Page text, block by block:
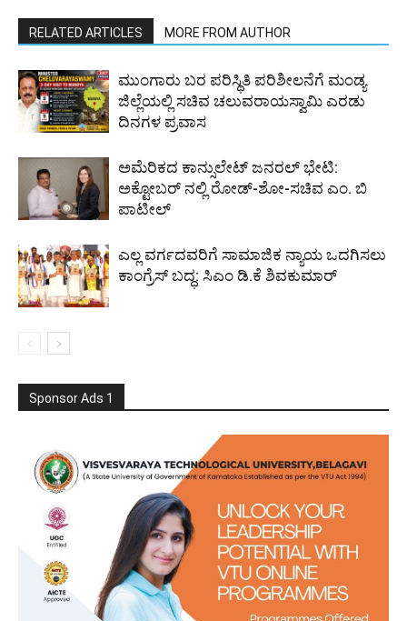
RELATED ARTICLES MORE FROM AUTHOR
ಮುಂಗಾರು ಬರ ಪರಿಸ್ಥಿತಿ ಪರಿಶೀಲನೆಗೆ ಮಂಡ್ಯ
ಜಿಲ್ಲೆಯಲ್ಲಿ ಸಚಿವ ಚಲುವರಾಯಸ್ವಾಮಿ ಎರಡು
ದಿನಗಳ ಪ್ರವಾಸ
ಅಮೆರಿಕದ ಕಾನ್ಸುಲೇಟ್ ಜನರಲ್ ಭೇಟಿ:
ಅಕ್ಟೋಬರ್ ನಲ್ಲಿ ರೋಡ್-ಶೋ-ಸಚಿವ ಎಂ. ಬಿ
ಪಾಟೀಲ್
ಎಲ್ಲ ವರ್ಗದವರಿಗೆ ಸಾಮಾಜಿಕ ನ್ಯಾಯ ಒದಗಿಸಲು
ಕಾಂಗ್ರೆಸ್ ಬದ್ಧ: ಸಿಎಂ ಡಿ.ಕೆ ಶಿವಕುಮಾರ್
Sponsor Ads 1